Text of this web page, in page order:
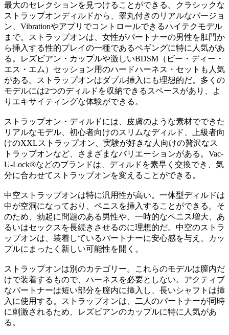
最大のセレクションを見つけることができる。クラシックな
ストラップオンディルドから、睾丸付きのリアルなバージョ
ン、Vibrationやアプリでコントロールできるハイテクモデル
まで。ストラップオンは、女性がパートナーの男性を肛門か
ら挿入する性的プレイの一種であるペギングに特に人気があ
る。レズビアン・カップルや激しいBDSM（ビー・ディー・
エス・エム）セッション用のハードハーネス・セットも人気
がある。ストラップオンはダブル挿入にも理想的だ。多くの
モデルには2つのディルドを収納できるスペースがあり、よ
りエキサイティングな体験ができる。
ストラップオン・ディルドには、皮膚のような素材でできた
リアルなモデル、初心者向けのスリムなディルド、上級者向
けのXXLストラップオン、実験が好きな人向けの贅沢なス
トラップオンなど、さまざまなバリエーションがある。Vac-
U-Lock®などのブランドは、ディルドを素早く交換でき、気
分に合わせてストラップオンを変えることができる。
中空ストラップオンは特に汎用性が高い。一体型ディルドは
中が空洞になっており、ペニスを挿入することができる。そ
のため、勃起に問題のある男性や、一時的なペニス増大、あ
るいはセックスを長続きさせるのに理想的だ。中空のストラ
ップオンは、装着しているパートナーに安心感を与え、カッ
プルにまったく新しい可能性を開く。
ストラップオンは別のカテゴリー。これらのモデルは膣内だ
けで装着するもので、ハーネスを必要としない。アクティブ
なパートナーは短い部分を膣内に挿入し、長いシャフトは挿
入に使用する。ストラップオンは、二人のパートナーが同時
に刺激されるため、レズビアンのカップルに特に人気があ
る。